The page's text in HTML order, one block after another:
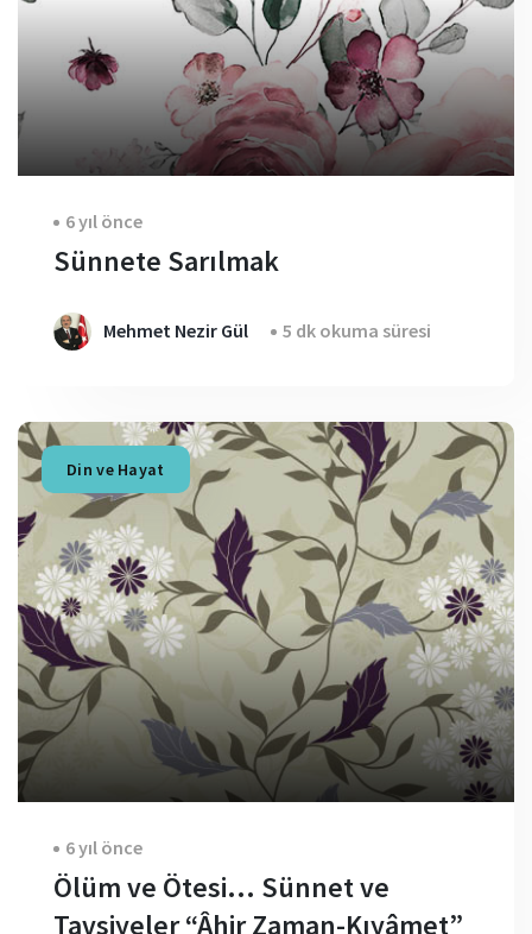
6 yıl önce
Sünnete Sarılmak
Mehmet Nezir Gül 5 dk okuma süresi
Din ve Hayat
6 yıl önce
Ölüm ve Ötesi… Sünnet ve
Tavsiyeler “Âhir Zaman-Kıyâmet”